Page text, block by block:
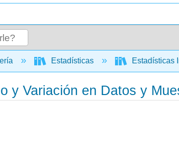
global
Estadísticas Estadísticas
y Variación en Datos y